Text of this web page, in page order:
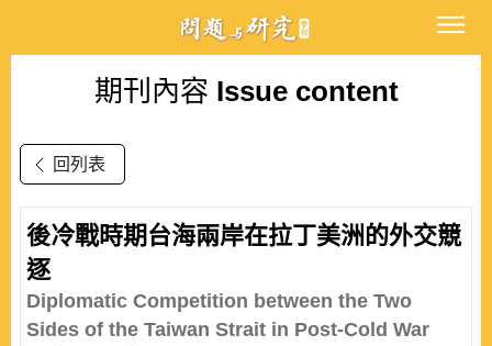
期刊內容 Issue content
回列表
後冷戰時期台海兩岸在拉丁美洲的外交競
逐
Diplomatic Competition between the Two
Sides of the Taiwan Strait in Post-Cold War